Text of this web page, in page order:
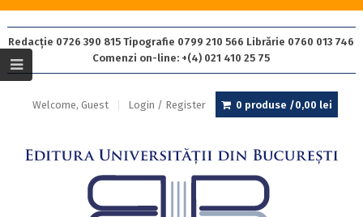
Redacție 0726 390 815 Tipografie 0799 210 566 Librărie 0760 013 746
Comenzi on-line: +(4) 021 410 25 75
Welcome, Guest Login / Register 0 produse /0,00 lei